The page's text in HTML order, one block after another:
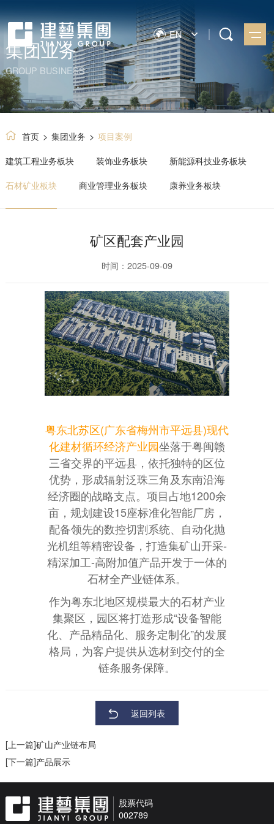
EN
集团业务
GROUP BUSINESS
建筑工程业务板块 装饰业务板块
新能源科技业务板块
石材矿业板块
商业管理业务板块 康养业务板块
首页 > 集团业务 > 项目案例
矿区配套产业园
时间：2025-09-09
粤东北苏区(广东省梅州市平远县)现代
化建材循环经济产业园坐落于粤闽赣
三省交界的平远县，依托独特的区位
优势，形成辐射泛珠三角及东南沿海
经济圈的战略支点。项目占地1200余
亩，规划建设15座标准化智能厂房，
配备领先的数控切割系统、自动化抛
光机组等精密设备，打造集矿山开采-
精深加工-高附加值产品开发于一体的
石材全产业链体系。
作为粤东北地区规模最大的石材产业
集聚区，园区将打造形成“设备智能
化、产品精品化、服务定制化”的发展
格局，为客户提供从选材到交付的全
链条服务保障。
返回列表
[上一篇]矿山产业链布局
[下一篇]产品展示
股票代码
002789